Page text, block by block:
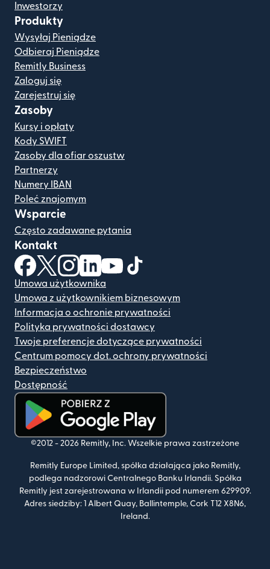
Inwestorzy
Produkty
Wysyłaj Pieniądze
Odbieraj Pieniądze
Remitly Business
Zaloguj się
Zarejestruj się
Zasoby
Kursy i opłaty
Kody SWIFT
Zasoby dla ofiar oszustw
Partnerzy
Numery IBAN
Poleć znajomym
Wsparcie
Często zadawane pytania
Kontakt
(otwiera się w nowym oknie)
(otwiera się w nowym oknie)
(otwiera się w nowym oknie)
(otwiera się w nowym oknie)
(otwiera się w nowym oknie)
Umowa użytkownika
Umowa z użytkownikiem biznesowym
Informacja o ochronie prywatności
Polityka prywatności dostawcy
Twoje preferencje dotyczące prywatności
Centrum pomocy dot. ochrony prywatności
Bezpieczeństwo
Dostępność
(otwiera się w nowym oknie)
©2012 - 2026 Remitly, Inc. Wszelkie prawa zastrzeżone
Remitly Europe Limited, spółka działająca jako Remitly,
podlega nadzorowi Centralnego Banku Irlandii. Spółka
Remitly jest zarejestrowana w Irlandii pod numerem 629909.
Adres siedziby: 1 Albert Quay, Ballintemple, Cork T12 X8N6,
Ireland.